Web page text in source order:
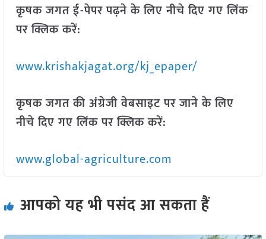
कृषक जगत ई-पेपर पढ़ने के लिए नीचे दिए गए लिंक
पर क्लिक करें:
www.krishakjagat.org/kj_epaper/
कृषक जगत की अंग्रेजी वेबसाइट पर जाने के लिए
नीचे दिए गए लिंक पर क्लिक करें:
www.global-agriculture.com
आपको यह भी पसंद आ सकता हैं